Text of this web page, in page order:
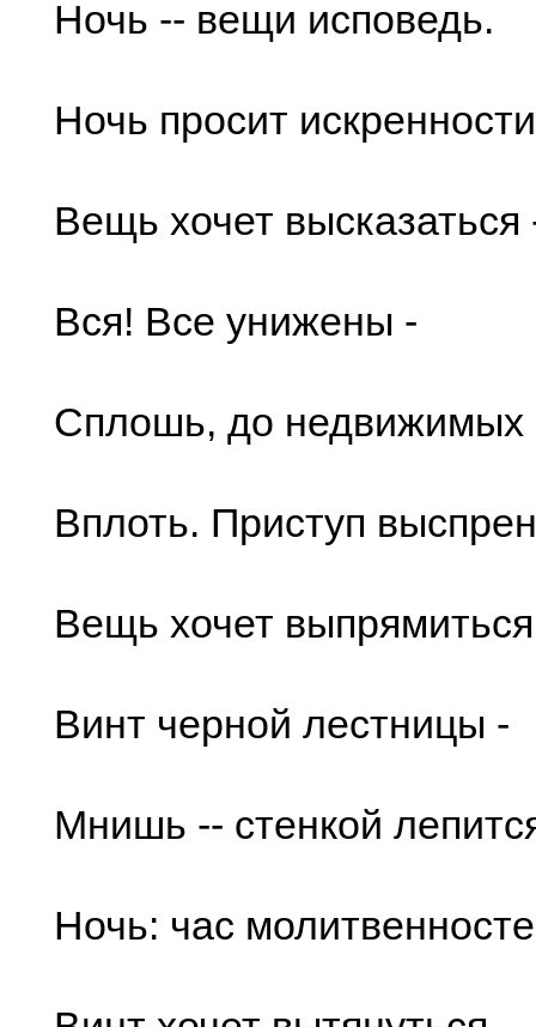
Ночь -- вещи исповедь.
Ночь просит
Вещь хочет высказаться
Вся! Все унижены -
Сплошь, до недвижимых
Вплоть. Приступ
Вещь хочет
Винт черной лестницы -
Мнишь -- стенкой
Ночь: час